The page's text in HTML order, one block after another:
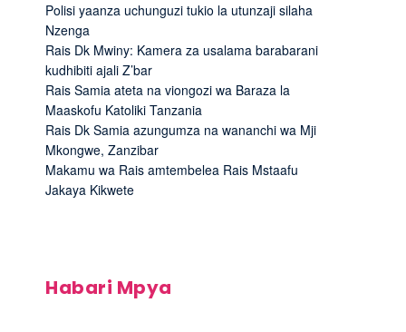
Polisi yaanza uchunguzi tukio la utunzaji silaha
Nzenga
Rais Dk Mwiny: Kamera za usalama barabarani
kudhibiti ajali Z’bar
Rais Samia ateta na viongozi wa Baraza la
Maaskofu Katoliki Tanzania
Rais Dk Samia azungumza na wananchi wa Mji
Mkongwe, Zanzibar
Makamu wa Rais amtembelea Rais Mstaafu
Jakaya Kikwete
Habari Mpya